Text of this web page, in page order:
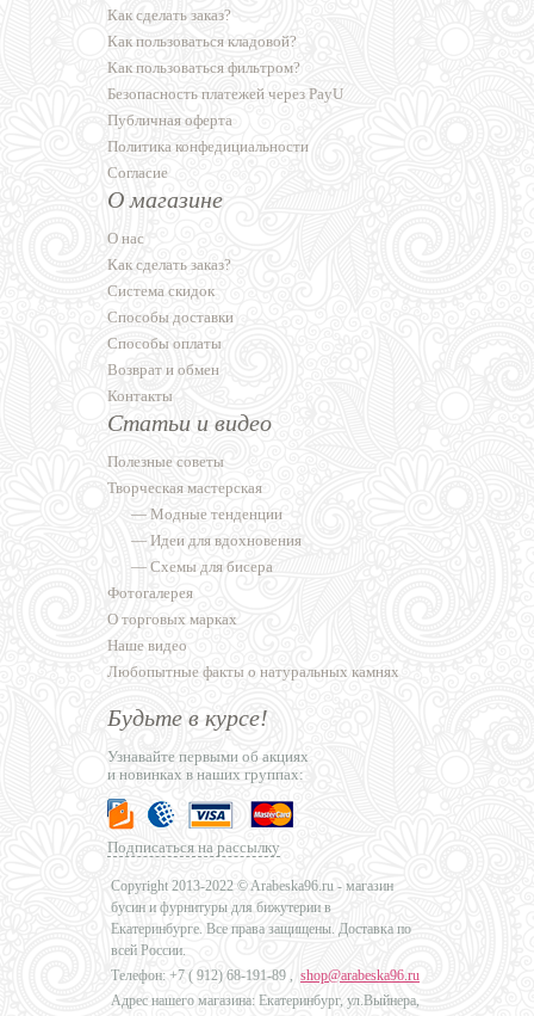
Как сделать заказ?
Как пользоваться кладовой?
Как пользоваться фильтром?
Безопасность платежей через PayU
Публичная оферта
Политика конфедициальности
Согласие
О магазине
О нас
Как сделать заказ?
Система скидок
Способы доставки
Способы оплаты
Возврат и обмен
Контакты
Статьи и видео
Полезные советы
Творческая мастерская
— Модные тенденции
— Идеи для вдохновения
— Схемы для бисера
Фотогалерея
О торговых марках
Наше видео
Любопытные факты о натуральных камнях
Будьте в курсе!
Узнавайте первыми об акциях
и новинках в наших группах:
Подписаться на рассылку
Copyright 2013-2022 © Arabeska96.ru - магазин
бусин и фурнитуры для бижутерии в
Екатеринбурге. Все права защищены. Доставка по
всей России.
Телефон: +7 ( 912) 68-191-89 , shop@arabeska96.ru
Адрес нашего магазина: Екатеринбург, ул.Выйнера,